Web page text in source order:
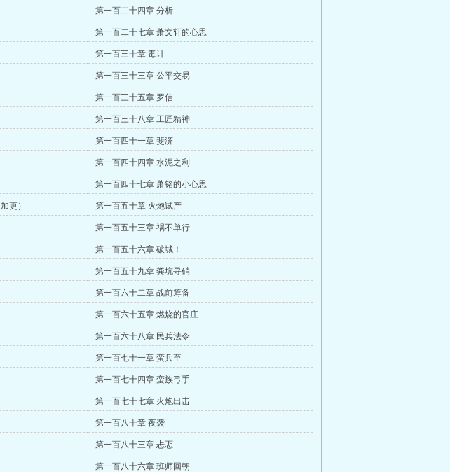
第一百二十四章 分析
第一百二十七章 萧文轩的心思
第一百三十章 毒计
第一百三十三章 公平交易
第一百三十五章 罗信
第一百三十八章 工匠精神
第一百四十一章 斐济
第一百四十四章 水泥之利
第一百四十七章 萧铭的小心思
更） 第一百五十章 火炮试产
第一百五十三章 祸不单行
第一百五十六章 破城！
第一百五十九章 粪坑寻硝
第一百六十二章 战前筹备
第一百六十五章 燃烧的官庄
第一百六十八章 民兵法令
第一百七十一章 蛮兵至
第一百七十四章 蛮族弓手
第一百七十七章 火炮出击
第一百八十章 夜袭
第一百八十三章 忐忑
第一百八十六章 班师回朝